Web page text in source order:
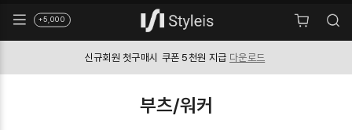
+5,000
신규회원 첫구매시 쿠폰 5천원 지급 다운로드
부츠/워커